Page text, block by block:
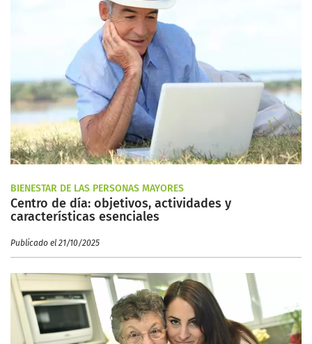
BIENESTAR DE LAS PERSONAS MAYORES
Centro de día: objetivos, actividades y
características esenciales
Publicado el 21/10/2025